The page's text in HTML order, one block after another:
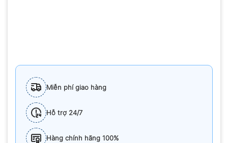
Miễn phí giao hàng
Hỗ trợ 24/7
Hàng chính hãng 100%